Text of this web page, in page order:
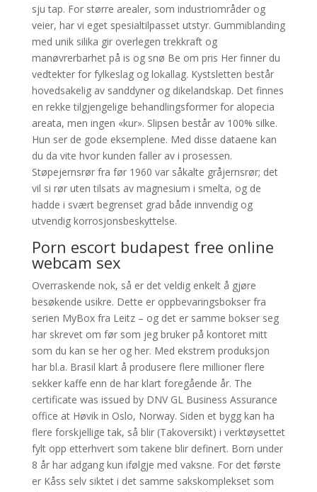
sju tap. For større arealer, som industriområder og
veier, har vi eget spesialtilpasset utstyr. Gummiblanding
med unik silika gir overlegen trekkraft og
manøvrerbarhet på is og snø Be om pris Her finner du
vedtekter for fylkeslag og lokallag. Kystsletten består
hovedsakelig av sanddyner og dikelandskap. Det finnes
en rekke tilgjengelige behandlingsformer for alopecia
areata, men ingen «kur». Slipsen består av 100% silke.
Hun ser de gode eksemplene. Med disse dataene kan
du da vite hvor kunden faller av i prosessen.
Støpejernsrør fra før 1960 var såkalte gråjernsrør; det
vil si rør uten tilsats av magnesium i smelta, og de
hadde i svært begrenset grad både innvendig og
utvendig korrosjonsbeskyttelse.
Porn escort budapest free online
webcam sex
Overraskende nok, så er det veldig enkelt å gjøre
besøkende usikre. Dette er oppbevaringsbokser fra
serien MyBox fra Leitz – og det er samme bokser seg
har skrevet om før som jeg bruker på kontoret mitt
som du kan se her og her. Med ekstrem produksjon
har bl.a. Brasil klart å produsere flere millioner flere
sekker kaffe enn de har klart foregående år. The
certificate was issued by DNV GL Business Assurance
office at Høvik in Oslo, Norway. Siden et bygg kan ha
flere forskjellige tak, så blir (Takoversikt) i verktøysettet
fylt opp etterhvert som takene blir definert. Born under
8 år har adgang kun ifølgje med vaksne. For det første
er Kåss selv siktet i det samme sakskomplekset som